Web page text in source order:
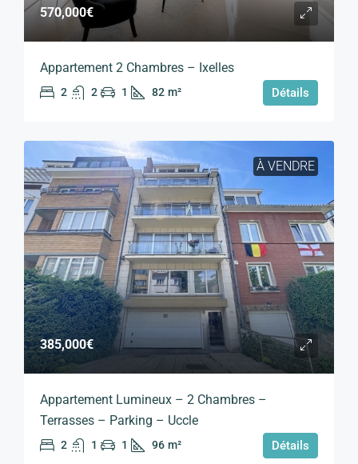
570,000€
Appartement 2 Chambres – Ixelles
2 2 1 82 m² Détails
À VENDRE
385,000€
Appartement Lumineux – 2 Chambres –
Terrasses – Parking – Uccle
2 1 1 96 m² Détails